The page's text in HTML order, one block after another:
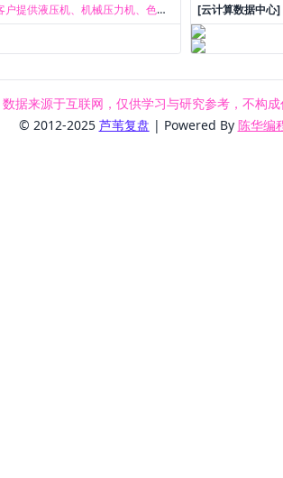
户提供液压机、机械压力机、色选
装备、智能化集成控制及新材料等
[云计算数据中心]
源及轨道交通部
连接的研发、生
数据来源于互联网，仅供学习与研究参考，不构
© 2012-2025 芦苇复盘 | Powered By 陈华编